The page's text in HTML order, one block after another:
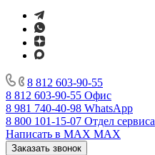
8 812 603-90-55
8 812 603-90-55 Офис
8 981 740-40-98 WhatsApp
8 800 101-15-07 Отдел сервиса
Написать в MAX MAX
Заказать звонок